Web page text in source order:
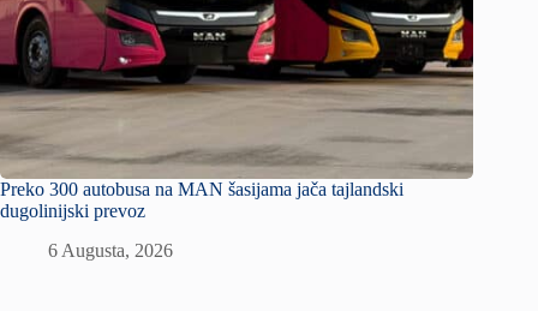
Preko 300 autobusa na MAN šasijama jača tajlandski
dugolinijski prevoz
6 Augusta, 2026